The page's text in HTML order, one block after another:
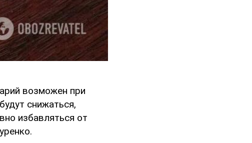
возможен при
снижаться,
избавляться от